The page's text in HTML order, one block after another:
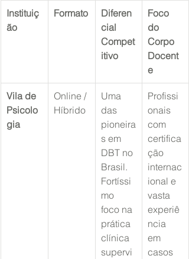
Instituiç
ão
Formato
Diferen
cial
Compet
itivo
Foco
do
Corpo
Docent
e
Vila de
Psicolo
gia
Online /
Híbrido
Uma
das
pioneira
s em
DBT no
Brasil.
Fortíssi
mo
foco na
prática
clínica
supervi
Profissi
onais
com
certifica
ção
internac
ional e
vasta
experiê
ncia
em
casos